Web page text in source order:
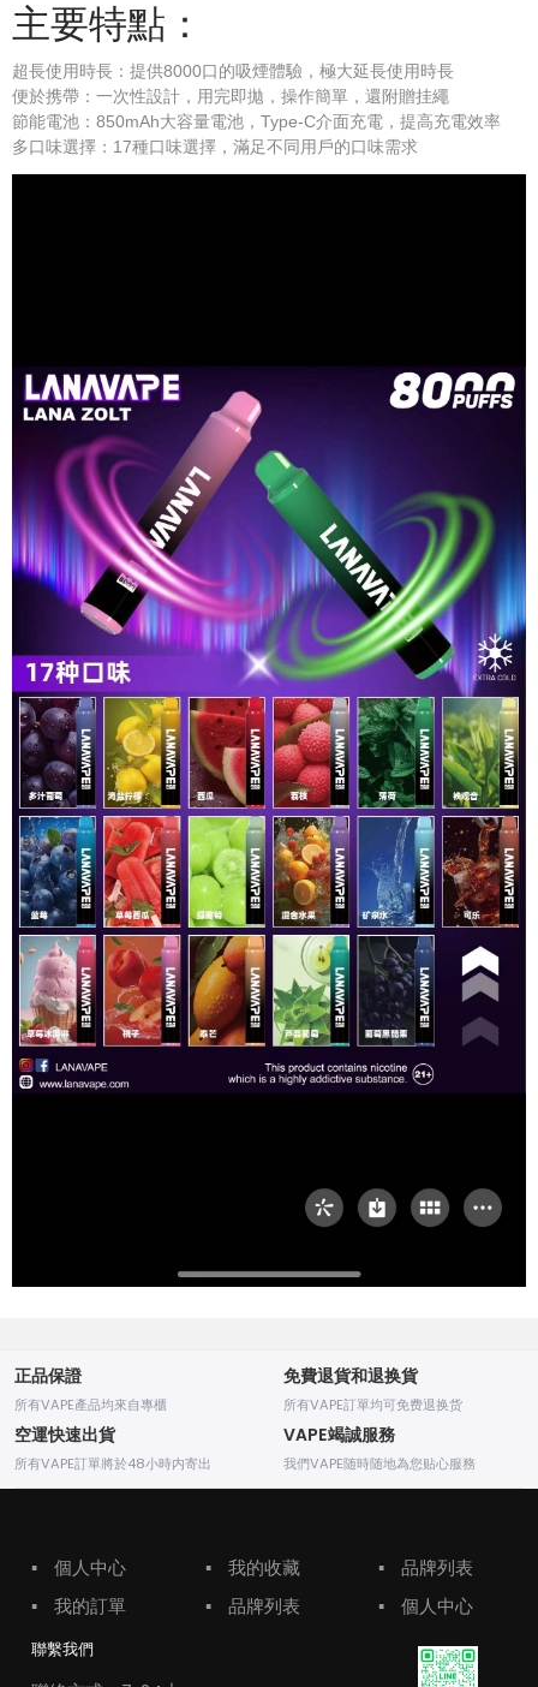
主要特點：
超長使用時長：提供8000口的吸煙體驗，極大延長使用時長
便於携帶：一次性設計，用完即拋，操作簡單，還附贈挂繩
節能電池：850mAh大容量電池，Type-C介面充電，提高充電效率
多口味選擇：17種口味選擇，滿足不同用戶的口味需求
正品保證
所有VAPE產品均來自專櫃
免費退貨和退换貨
所有VAPE訂單均可免费退换货
空運快速出貨
所有VAPE訂單將於48小時内寄出
VAPE竭誠服務
我們VAPE随時随地為您贴心服務
▪
個人中心
▪
我的訂單
▪
我的收藏
▪
品牌列表
▪
品牌列表
▪
個人中心
聯繫我們